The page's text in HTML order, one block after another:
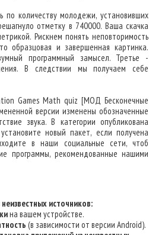
количеству молодежи, установивших
отметку в 740000. Ваша скачка
Рискнем понять неповторимость
образцовая и завершенная картинка.
программный замысел. Третье -
В следствии мы получаем себе
Games Math quiz [МОД Бесконечные
версии изменены обозначенные
звука. В категории опубликована
новый пакет, если получена
в наши социальные сети, чтоб
программы, рекомендованные нашими
источников:
на вашем устройстве.
(в зависимости от версии Android).